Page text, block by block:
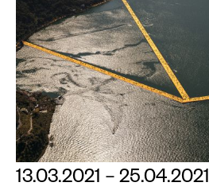
13.03.2021 – 25.04.2021